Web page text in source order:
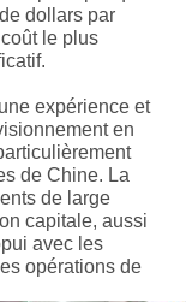
dollars par
le plus
expérience et
en
de Chine. La
de large
capitale, aussi
avec les
opérations de